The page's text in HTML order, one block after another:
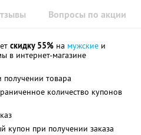
Вопросы по акции
скидку 55% на мужские и
в интернет-магазине
получении товара
количество купонов
купон при получении заказа